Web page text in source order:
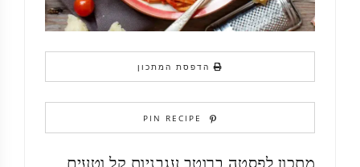
הדפסת המתכון
PIN RECIPE
מתכון לפסטה ברוטב עגבניות קל וטעים